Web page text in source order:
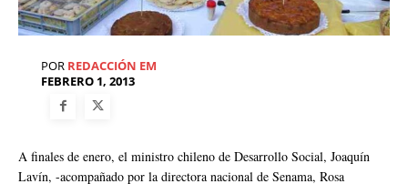
POR REDACCIÓN EM
FEBRERO 1, 2013
A finales de enero, el ministro chileno de Desarrollo Social, Joaquín
Lavín, -acompañado por la directora nacional de Senama, Rosa